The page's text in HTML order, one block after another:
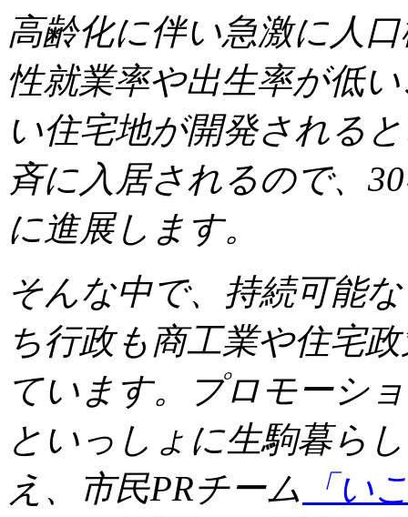
高齢化に伴い急激に人
性就業率や出生率が低
い住宅地が開発される
斉に入居されるので、
に進展します。
そんな中で、持続可能
ち行政も商工業や住宅
ています。プロモーシ
といっしょに生駒暮ら
え、市民PRチーム 「い